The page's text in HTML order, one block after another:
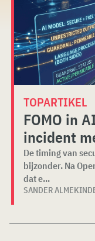
TOPARTIKEL
FOMO in
incident
De timing van
bijzonder. Na
dat e...
SANDER